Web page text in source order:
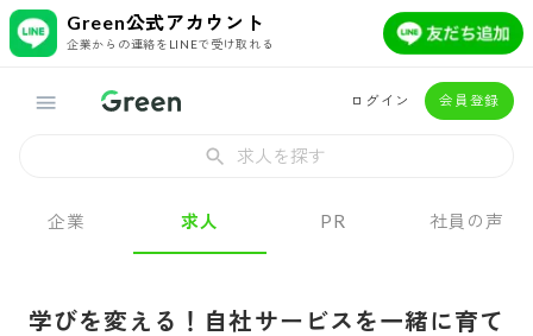
Green公式アカウント
企業からの連絡をLINEで受け取れる
ログイン 会員登録
求人を探す
企業 求人 PR 社員の声
学びを変える！自社サービスを一緒に育て